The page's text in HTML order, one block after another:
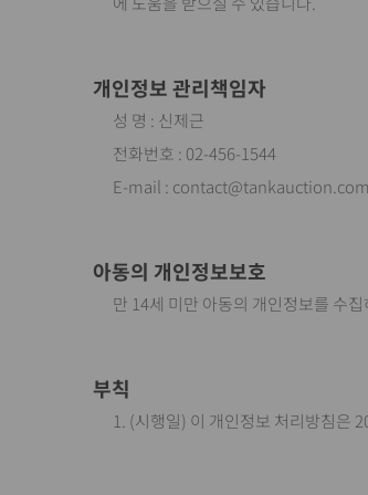
개인정보 관리책임자
성 명 : 신제근
전화번호 : 02-456-1544
E-mail : contact@tankauction.com
아동의 개인정보보호
만 14세 미만 아동의 개인정보를 수
부칙
1. (시행일) 이 개인정보 처리방침은